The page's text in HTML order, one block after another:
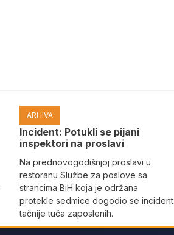
ARHIVA
Incident: Potukli se pijani
inspektori na proslavi
Na prednovogodišnjoj proslavi u
restoranu Službe za poslove sa
strancima BiH koja je održana
protekle sedmice dogodio se incident
tačnije tuča zaposlenih.